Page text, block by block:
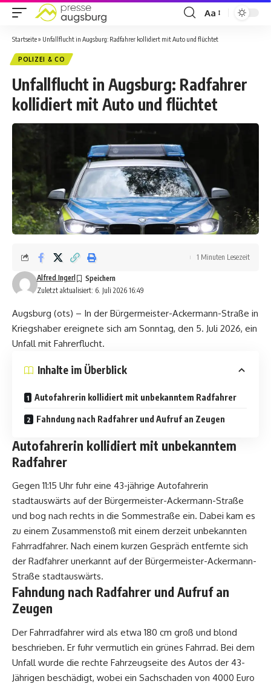
Aa
Startseite» Unfallflucht in Augsburg: Radfahrer kollidiert mit Auto und flüchtet
POLIZEI & CO
Unfallflucht in Augsburg: Radfahrer
kollidiert mit Auto und flüchtet
Zuletzt aktualisiert: 6. Juli 2026 16:49
Alfred Ingerl
1 Minuten Lesezeit
Augsburg (ots) – In der Bürgermeister-Ackermann-Straße in
Kriegshaber ereignete sich am Sonntag, den 5. Juli 2026, ein
Unfall mit Fahrerflucht.
Inhalte im Überblick
Autofahrerin kollidiert mit unbekanntem Radfahrer
Fahndung nach Radfahrer und Aufruf an Zeugen
Autofahrerin kollidiert mit unbekanntem
Radfahrer
Gegen 11:15 Uhr fuhr eine 43-jährige Autofahrerin
stadtauswärts auf der Bürgermeister-Ackermann-Straße
und bog nach rechts in die Sommestraße ein. Dabei kam es
zu einem Zusammenstoß mit einem derzeit unbekannten
Fahrradfahrer. Nach einem kurzen Gespräch entfernte sich
der Radfahrer unerkannt auf der Bürgermeister-Ackermann-
Straße stadtauswärts.
Fahndung nach Radfahrer und Aufruf an
Zeugen
Der Fahrradfahrer wird als etwa 180 cm groß und blond
beschrieben. Er fuhr vermutlich ein grünes Fahrrad. Bei dem
Unfall wurde die rechte Fahrzeugseite des Autos der 43-
Jährigen beschädigt, wobei ein Sachschaden von 4000 Euro